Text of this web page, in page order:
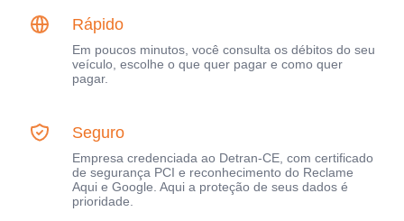
Rápido
Em poucos minutos, você consulta os débitos do seu
veículo, escolhe o que quer pagar e como quer
pagar.
Seguro
Empresa credenciada ao Detran-CE, com certificado
de segurança PCI e reconhecimento do Reclame
Aqui e Google. Aqui a proteção de seus dados é
prioridade.